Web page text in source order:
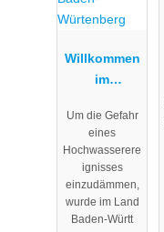
Willkommen
im
al "Wasser"
Würtenberg
Um die Gefahr
eines
Hochwasserere
ignisses
einzudämmen,
wurde im Land
Baden-Württ